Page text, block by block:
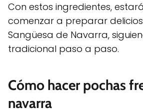
Con estos ingredientes,
comenzar a preparar
Sangüesa de Navarra,
tradicional paso a paso.
Cómo hacer pochas
navarra